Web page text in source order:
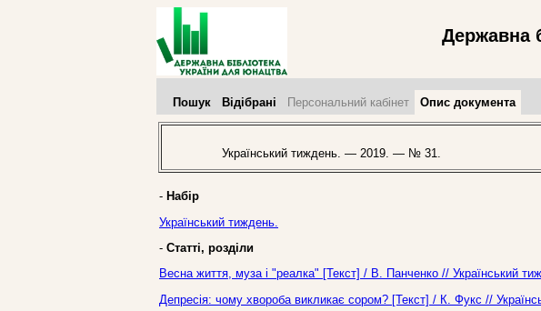
Державна
Пошук Відібрані Персональний кабінет Опис документа
Український тиждень. — 2019. — № 31.
- Набір
Український тиждень.
- Статті, розділи
Весна життя, муза і "реалка" [Текст] / В. Панченко //
Депресія: чому хвороба викликає сором? [Текст] / К. Фукс //